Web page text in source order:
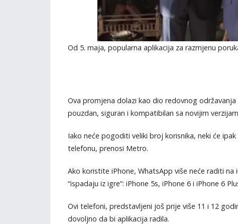
Od 5. maja, popularna aplikacija za razmjenu
Ova promjena dolazi kao dio redovnog
pouzdan, siguran i kompatibilan sa novijim
Iako neće pogoditi veliki broj korisnika, neki će
telefonu, prenosi Metro.
Ako koristite iPhone, WhatsApp više neće raditi
“ispadaju iz igre”: iPhone 5s, iPhone 6 i iPhone 6
Ovi telefoni, predstavljeni još prije više 11 i 12
dovoljno da bi aplikacija radila.